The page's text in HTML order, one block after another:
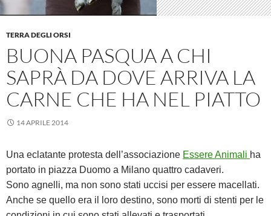
TERRA DEGLI ORSI
BUONA PASQUA A CHI
SAPRÀ DA DOVE ARRIVA LA
CARNE CHE HA NEL PIATTO
14 APRILE 2014
Una eclatante protesta dell’associazione Essere Animali ha
portato in piazza Duomo a Milano quattro cadaveri.
Sono agnelli, ma non sono stati uccisi per essere macellati.
Anche se quello era il loro destino, sono morti di stenti per le